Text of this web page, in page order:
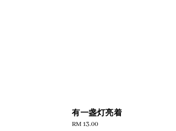
有一盏灯亮着
Regular
RM 13.00